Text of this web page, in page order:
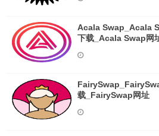
Acala Swap_Acala
下载_Acala Swap网
载_FairySwap网址